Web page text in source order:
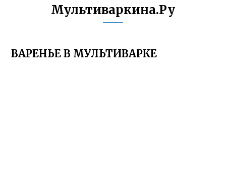
Мультиваркина.Ру
ВАРЕНЬЕ В МУЛЬТИВАРКЕ